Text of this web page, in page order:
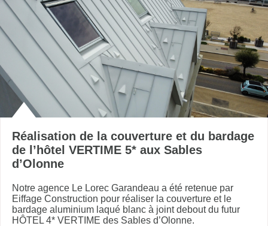
Réalisation de la couverture et du bardage
de l’hôtel VERTIME 5* aux Sables
d’Olonne
Notre agence Le Lorec Garandeau a été retenue par
Eiffage Construction pour réaliser la couverture et le
bardage aluminium laqué blanc à joint debout du futur
HÔTEL 4* VERTIME des Sables d’Olonne.